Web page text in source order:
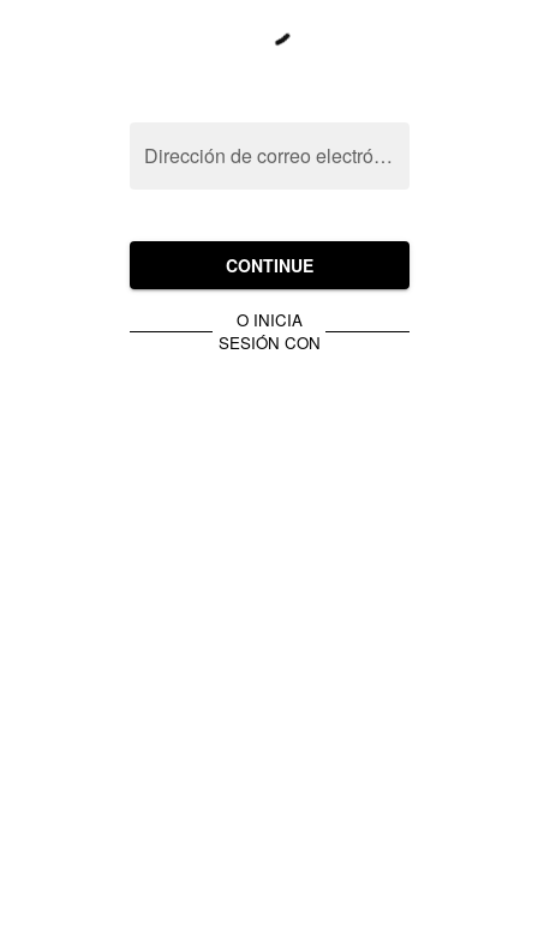
Dirección de correo electrónico
CONTINUE
O INICIA
SESIÓN CON